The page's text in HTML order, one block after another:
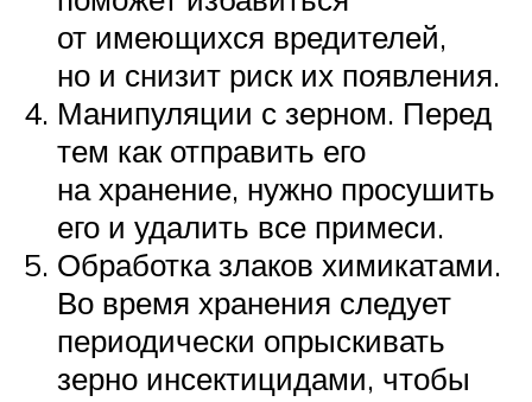
от имеющихся вредителей,
но и снизит риск их появления.
Манипуляции с зерном. Перед
тем как отправить его
на хранение, нужно просушить
его и удалить все примеси.
Обработка злаков химикатами.
Во время хранения следует
периодически опрыскивать
зерно инсектицидами, чтобы